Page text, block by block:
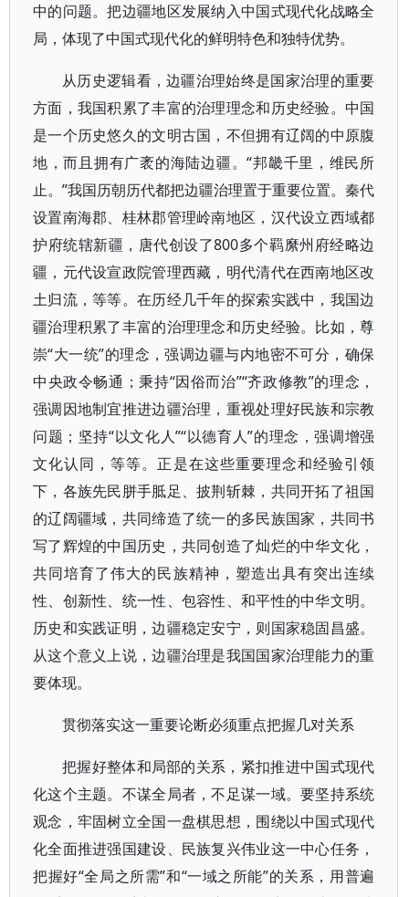
中的问题。把边疆地区发展纳入中国式现代化战略全
局，体现了中国式现代化的鲜明特色和独特优势。
从历史逻辑看，边疆治理始终是国家治理的重要
方面，我国积累了丰富的治理理念和历史经验。中国
是一个历史悠久的文明古国，不但拥有辽阔的中原腹
地，而且拥有广袤的海陆边疆。“邦畿千里，维民所
止。”我国历朝历代都把边疆治理置于重要位置。秦代
设置南海郡、桂林郡管理岭南地区，汉代设立西域都
护府统辖新疆，唐代创设了800多个羁縻州府经略边
疆，元代设宣政院管理西藏，明代清代在西南地区改
土归流，等等。在历经几千年的探索实践中，我国边
疆治理积累了丰富的治理理念和历史经验。比如，尊
崇“大一统”的理念，强调边疆与内地密不可分，确保
中央政令畅通；秉持“因俗而治”“齐政修教”的理念，
强调因地制宜推进边疆治理，重视处理好民族和宗教
问题；坚持“以文化人”“以德育人”的理念，强调增强
文化认同，等等。正是在这些重要理念和经验引领
下，各族先民胼手胝足、披荆斩棘，共同开拓了祖国
的辽阔疆域，共同缔造了统一的多民族国家，共同书
写了辉煌的中国历史，共同创造了灿烂的中华文化，
共同培育了伟大的民族精神，塑造出具有突出连续
性、创新性、统一性、包容性、和平性的中华文明。
历史和实践证明，边疆稳定安宁，则国家稳固昌盛。
从这个意义上说，边疆治理是我国国家治理能力的重
要体现。
贯彻落实这一重要论断必须重点把握几对关系
把握好整体和局部的关系，紧扣推进中国式现代
化这个主题。不谋全局者，不足谋一域。要坚持系统
观念，牢固树立全国一盘棋思想，围绕以中国式现代
化全面推进强国建设、民族复兴伟业这一中心任务，
把握好“全局之所需”和“一域之所能”的关系，用普遍